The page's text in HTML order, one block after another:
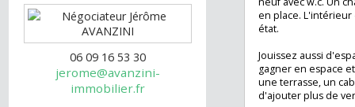
JérômeAVANZINI
accès véranda
aménagée
et garage, w.c
neuf avec w.c.
en place.
état.